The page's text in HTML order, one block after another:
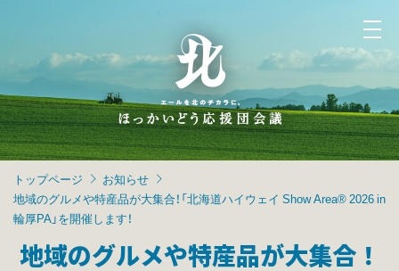
トップページ
お知らせ
地域のグルメや特産品が大集合！「北海道ハイウェイ Show Area® 2026 in
輪厚PA」を開催します！
地域のグルメや特産品が大集合！